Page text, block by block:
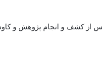
روستای کشیگ پس از کشف و انجام